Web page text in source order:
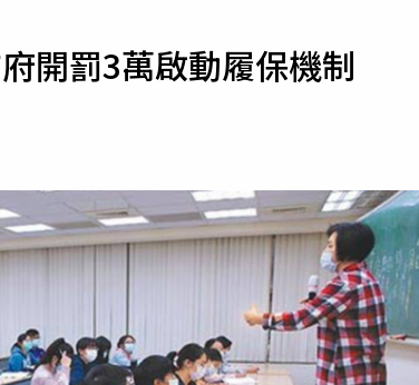
運勢
開罰3萬啟動履保機制